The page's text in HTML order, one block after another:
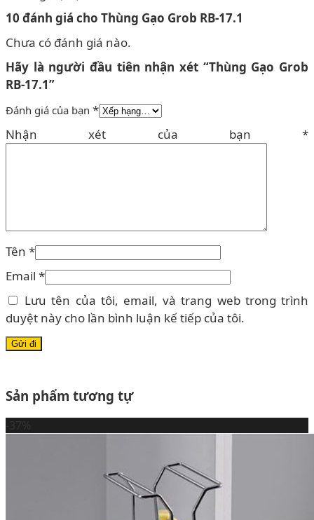
10 đánh giá cho Thùng Gạo Grob RB-17.1
Chưa có đánh giá nào.
Hãy là người đầu tiên nhận xét “Thùng Gạo Grob
RB-17.1”
Đánh giá của bạn *
Nhận xét của bạn *
Tên *
Email *
Lưu tên của tôi, email, và trang web trong trình
duyệt này cho lần bình luận kế tiếp của tôi.
Sản phẩm tương tự